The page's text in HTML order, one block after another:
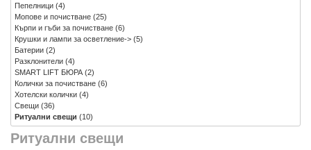
Ритуални свещи
Пепелници (4)
Мопове и почистване (25)
Кърпи и гъби за почистване (6)
Крушки и лампи за осветление-> (5)
Батерии (2)
Разклонители (4)
SMART LIFT БЮРА(2)
Колички за почистване (6)
Хотелски колички (4)
Свещи (36)
Ритуални свещи (10)